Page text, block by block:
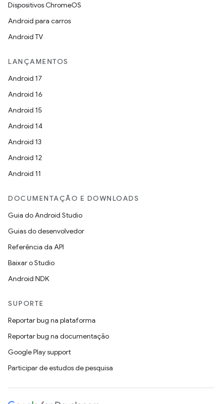
Dispositivos ChromeOS
Android para carros
Android TV
LANÇAMENTOS
Android 17
Android 16
Android 15
Android 14
Android 13
Android 12
Android 11
DOCUMENTAÇÃO E DOWNLOADS
Guia do Android Studio
Guias do desenvolvedor
Referência da API
Baixar o Studio
Android NDK
SUPORTE
Reportar bug na plataforma
Reportar bug na documentação
Google Play support
Participar de estudos de pesquisa